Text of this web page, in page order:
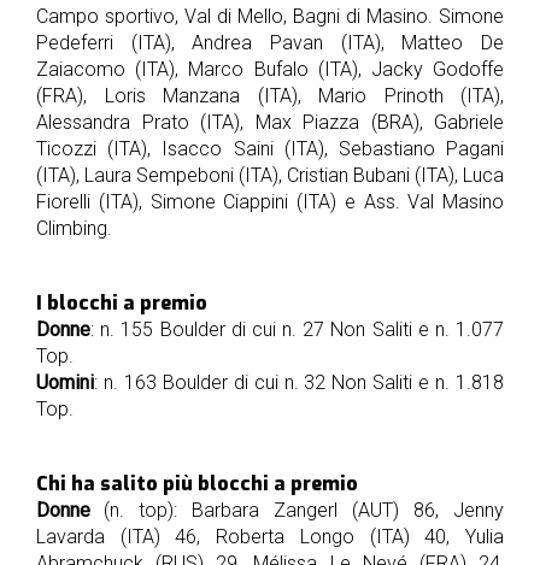
Campo sportivo, Val di Mello, Bagni di Masino. Simone
Pedeferri (ITA), Andrea Pavan (ITA), Matteo De
Zaiacomo (ITA), Marco Bufalo (ITA), Jacky Godoffe
(FRA), Loris Manzana (ITA), Mario Prinoth (ITA),
Alessandra Prato (ITA), Max Piazza (BRA), Gabriele
Ticozzi (ITA), Isacco Saini (ITA), Sebastiano Pagani
(ITA), Laura Sempeboni (ITA), Cristian Bubani (ITA), Luca
Fiorelli (ITA), Simone Ciappini (ITA) e Ass. Val Masino
Climbing.
I blocchi a premio
Donne: n. 155 Boulder di cui n. 27 Non Saliti e n. 1.077
Top.
Uomini: n. 163 Boulder di cui n. 32 Non Saliti e n. 1.818
Top.
Chi ha salito più blocchi a premio
Donne (n. top): Barbara Zangerl (AUT) 86, Jenny
Lavarda (ITA) 46, Roberta Longo (ITA) 40, Yulia